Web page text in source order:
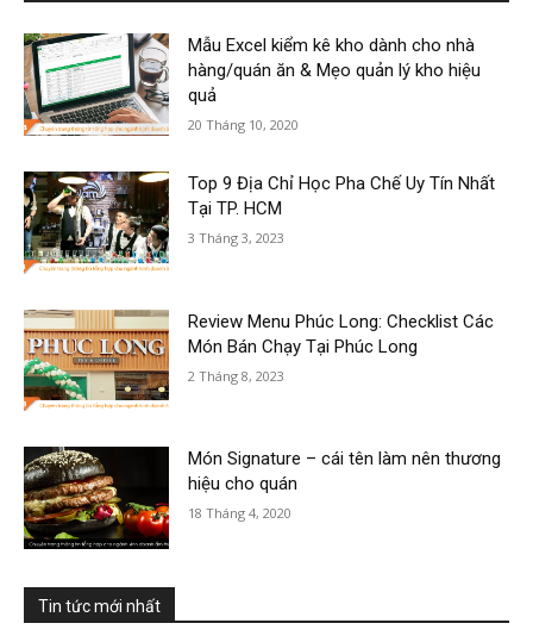
Mẫu Excel kiểm kê kho dành cho nhà
hàng/quán ăn & Mẹo quản lý kho hiệu
quả
20 Tháng 10, 2020
Top 9 Địa Chỉ Học Pha Chế Uy Tín Nhất
Tại TP. HCM
3 Tháng 3, 2023
Review Menu Phúc Long: Checklist Các
Món Bán Chạy Tại Phúc Long
2 Tháng 8, 2023
Món Signature – cái tên làm nên thương
hiệu cho quán
18 Tháng 4, 2020
Tin tức mới nhất